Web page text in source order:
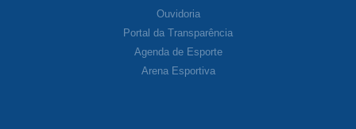
Ouvidoria
Portal da Transparência
Agenda de Esporte
Arena Esportiva